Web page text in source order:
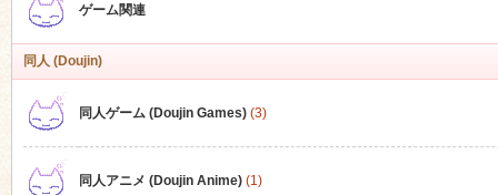
ゲーム関連
同人 (Doujin)
同人ゲーム (Doujin Games)(3)
同人アニメ (Doujin Anime)(1)